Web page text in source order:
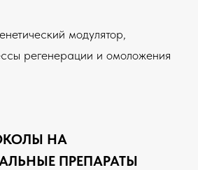
модулятор,
регенерации и омоложения
НА
ПРЕПАРАТЫ